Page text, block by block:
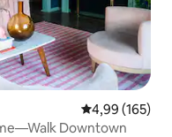
Keskmine
4,99 (165)
Downtown